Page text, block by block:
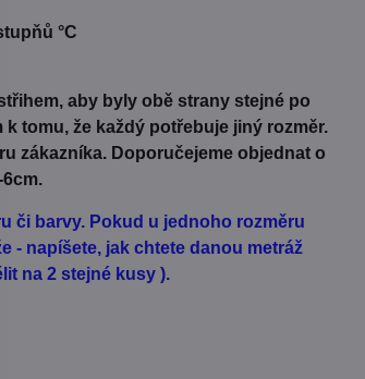
°C
aby byly obě strany stejné po
tomu, že každý potřebuje jiný rozměr.
zákazníka. Doporučejeme objednat o
či barvy. Pokud u jednoho rozměru
- napíšete, jak chtete danou metráž
na 2 stejné kusy ).